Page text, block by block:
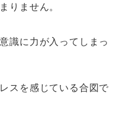
りません。
識に力が入ってしまっ
スを感じている合図で